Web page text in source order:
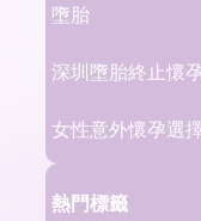
墮胎
深圳墮胎終止懷
女性意外懷孕選
熱門標籤